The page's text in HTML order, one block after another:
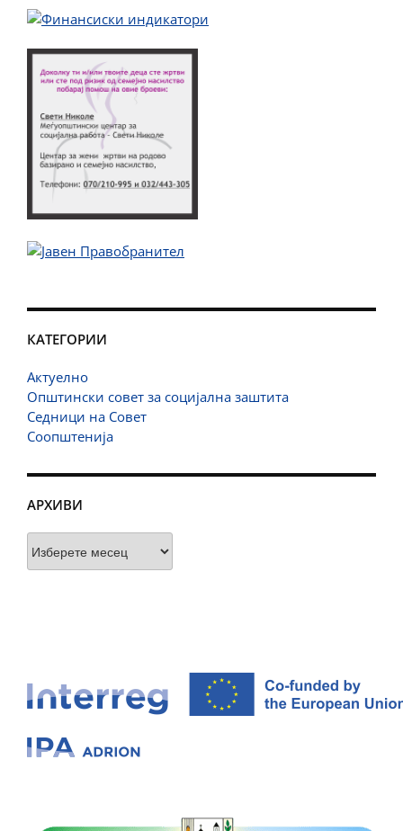
КАТЕГОРИИ
Актуелно
Општински совет за социјална заштита
Седници на Совет
Соопштенија
АРХИВИ